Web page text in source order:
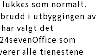
som normalt.
i utbyggingen av
valgt det
som
alle tjenestene